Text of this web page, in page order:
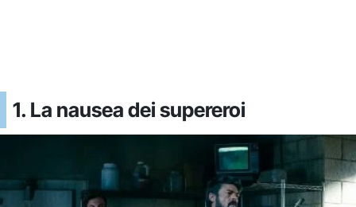
1. La nausea dei supereroi